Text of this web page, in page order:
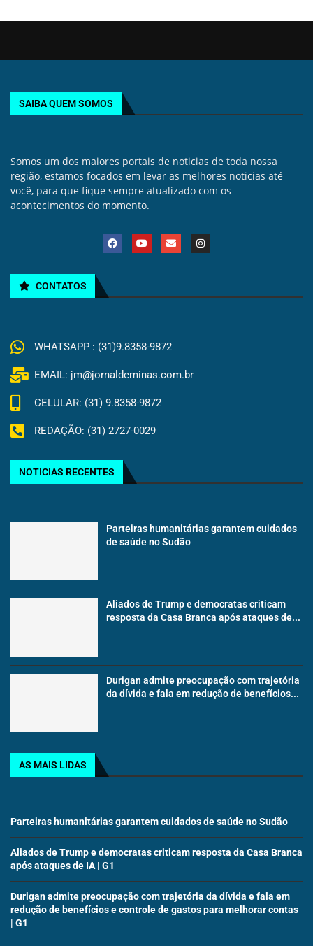
SAIBA QUEM SOMOS
Somos um dos maiores portais de noticias de toda nossa
região, estamos focados em levar as melhores noticias até
você, para que fique sempre atualizado com os
acontecimentos do momento.
CONTATOS
WHATSAPP : (31)9.8358-9872
EMAIL: jm@jornaldeminas.com.br
CELULAR: (31) 9.8358-9872
REDAÇÃO: (31) 2727-0029
NOTICIAS RECENTES
Parteiras humanitárias garantem cuidados
de saúde no Sudão
Aliados de Trump e democratas criticam
resposta da Casa Branca após ataques de...
Durigan admite preocupação com trajetória
da dívida e fala em redução de benefícios...
AS MAIS LIDAS
Parteiras humanitárias garantem cuidados de saúde no Sudão
Aliados de Trump e democratas criticam resposta da Casa Branca
após ataques de IA | G1
Durigan admite preocupação com trajetória da dívida e fala em
redução de benefícios e controle de gastos para melhorar contas
| G1